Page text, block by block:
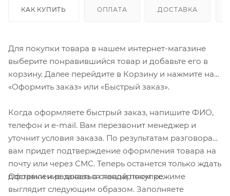
КАК КУПИТЬ ОПЛАТА ДОСТАВКА
Для покупки товара в нашем интернет-магазине
выберите понравившийся товар и добавьте его в
корзину. Далее перейдите в Корзину и нажмите на
«Оформить заказ» или «Быстрый заказ».
Когда оформляете быстрый заказ, напишите ФИО,
телефон и e-mail. Вам перезвонит менеджер и
уточнит условия заказа. По результатам разговора
вам придет подтверждение оформления товара на
почту или через СМС. Теперь останется только ждать
доставки и радоваться новой покупке.
Оформление заказа в стандартном режиме
выглядит следующим образом. Заполняете